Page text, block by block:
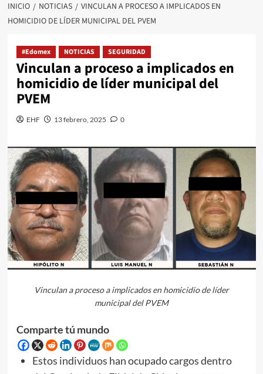
INICIO NOTICIAS
VINCULAN A PROCESO A IMPLICADOS EN
HOMICIDIO DE LÍDER MUNICIPAL DEL PVEM
#Edomex NOTICIAS SEGURIDAD
Vinculan a proceso a implicados en
homicidio de líder municipal del
PVEM
EHF 13 febrero, 2025 0
Vinculan a proceso a implicados en homicidio de líder
municipal del PVEM
Comparte tú mundo
Estos individuos han ocupado cargos dentro